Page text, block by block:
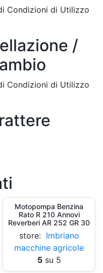
Condizioni di Utilizzo
/
Condizioni di Utilizzo
Motopompa Benzina
Rato R 210 Annovi
Reverberi AR 252 GR 30
store: Imbriano
macchine agricole
5su 5